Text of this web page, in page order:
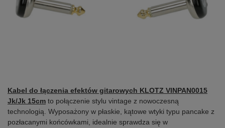
Kabel do łączenia efektów gitarowych KLOTZ VINPAN0015
Jk/Jk 15cm to połączenie stylu vintage z nowoczesną
technologią. Wyposażony w płaskie, kątowe wtyki typu pancake z
pozłacanymi końcówkami, idealnie sprawdza się w